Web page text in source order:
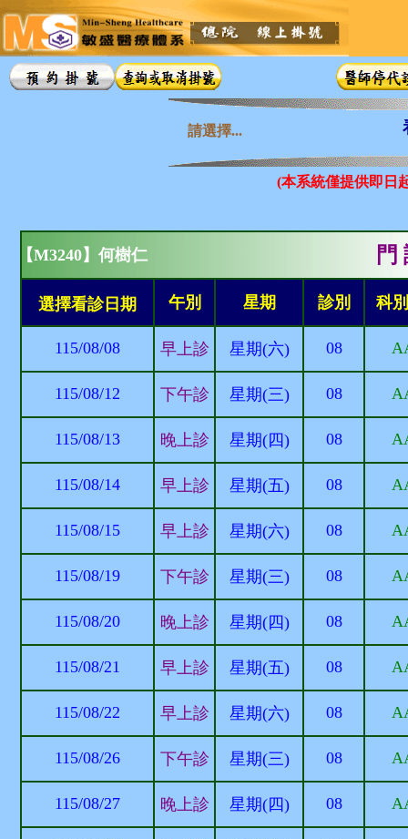
請選擇...
(本系統僅提供即日
【M3240】何樹仁 門
選擇看診日期 午別 星期 診別 科
115/08/08 早上診 星期(六) 08
115/08/12 下午診 星期(三) 08
115/08/13 晚上診 星期(四) 08
115/08/14 早上診 星期(五) 08
115/08/15 早上診 星期(六) 08
115/08/19 下午診 星期(三) 08
115/08/20 晚上診 星期(四) 08
115/08/21 早上診 星期(五) 08
115/08/22 早上診 星期(六) 08
115/08/26 下午診 星期(三) 08
115/08/27 晚上診 星期(四) 08